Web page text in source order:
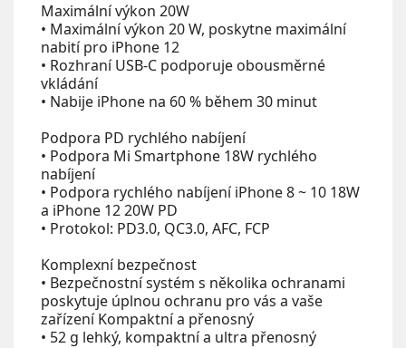
Maximální výkon 20W
• Maximální výkon 20 W, poskytne maximální
nabití pro iPhone 12
• Rozhraní USB-C podporuje obousměrné
vkládání
• Nabije iPhone na 60 % během 30 minut
Podpora PD rychlého nabíjení
• Podpora Mi Smartphone 18W rychlého
nabíjení
• Podpora rychlého nabíjení iPhone 8 ~ 10 18W
a iPhone 12 20W PD
• Protokol: PD3.0, QC3.0, AFC, FCP
Komplexní bezpečnost
• Bezpečnostní systém s několika ochranami
poskytuje úplnou ochranu pro vás a vaše
zařízení Kompaktní a přenosný
• 52 g lehký, kompaktní a ultra přenosný